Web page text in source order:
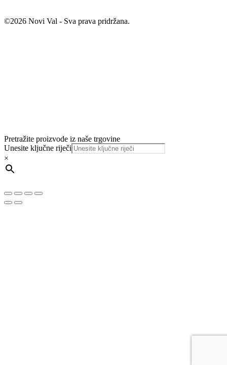
©2026 Novi Val - Sva prava pridržana.
Pretražite proizvode iz naše trgovine
Unesite ključne riječi
×